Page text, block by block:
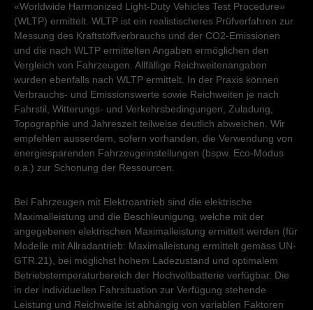
«Worldwide Harmonized Light-Duty Vehicles Test Procedure»
(WLTP) ermittelt. WLTP ist ein realistischeres Prüfverfahren zur
Messung des Kraftstoffverbrauchs und der CO2-Emissionen
und die nach WLTP ermittelten Angaben ermöglichen den
Vergleich von Fahrzeugen. Allfällige Reichweitenangaben
wurden ebenfalls nach WLTP ermittelt. In der Praxis können
Verbrauchs- und Emissionswerte sowie Reichweiten je nach
Fahrstil, Witterungs- und Verkehrsbedingungen, Zuladung,
Topographie und Jahreszeit teilweise deutlich abweichen. Wir
empfehlen ausserdem, sofern vorhanden, die Verwendung von
energiesparenden Fahrzeugeinstellungen (bspw. Eco-Modus
o.ä.) zur Schonung der Ressourcen.
Bei Fahrzeugen mit Elektroantrieb sind die elektrische
Maximalleistung und die Beschleunigung, welche mit der
angegebenen elektrischen Maximalleistung ermittelt werden (für
Modelle mit Allradantrieb: Maximalleistung ermittelt gemäss UN-
GTR.21), bei möglichst hohem Ladezustand und optimalem
Betriebstemperaturbereich der Hochvoltbatterie verfügbar. Die
in der individuellen Fahrsituation zur Verfügung stehende
Leistung und Reichweite ist abhängig von variablen Faktoren